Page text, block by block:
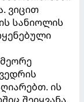
ვიცით
სანიოლის
ის